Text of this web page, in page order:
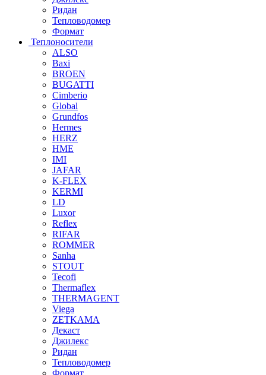
Ридан
Тепловодомер
Формат
Теплоносители
ALSO
Baxi
BROEN
BUGATTI
Cimberio
Global
Grundfos
Hermes
HERZ
HME
IMI
JAFAR
K-FLEX
KERMI
LD
Luxor
Reflex
RIFAR
ROMMER
Sanha
STOUT
Tecofi
Thermaflex
THERMAGENT
Viega
ZETKAMA
Декаст
Джилекс
Ридан
Тепловодомер
Формат